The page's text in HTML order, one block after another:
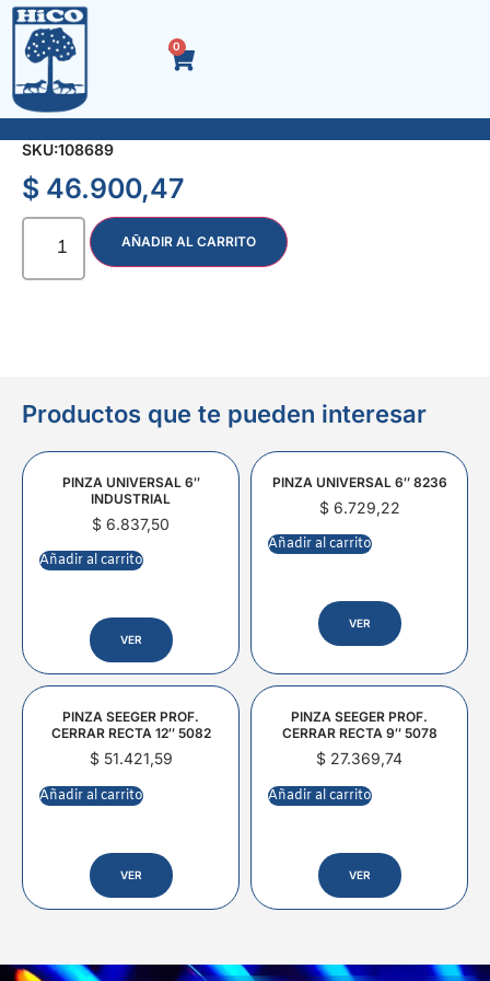
0
RODILLO P/MARCAR CEMENTO 18 cm.
SKU:108689
$ 46.900,47
AÑADIR AL CARRITO
Productos que te pueden interesar
PINZA UNIVERSAL 6″
INDUSTRIAL
$ 6.837,50
Añadir al carrito
VER
PINZA UNIVERSAL 6″ 8236
$6.729,22
Añadir al carrito
VER
PINZA SEEGER PROF.
CERRAR RECTA 12″ 5082
$51.421,59
Añadir al carrito
VER
PINZA SEEGER PROF.
CERRAR RECTA 9″ 5078
$ 27.369,74
Añadir al carrito
VER